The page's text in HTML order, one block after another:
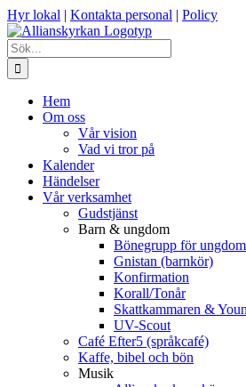
Fortsätt
till
innehållet
Hyr lokal | Kontakta personal | Policy
Sök
efter:
Hem
Om oss
Vår vision
Vad vi tror på
Kalender
Händelser
Vår verksamhet
Gudstjänst
Barn & ungdom
Bönegrupp för
Gnistan (barnkör)
Konfirmation
Korall/Tonår
Skattkammaren &
UV-Scout
Café Efter5 (språkcafé)
Kaffe, bibel och bön
Musik